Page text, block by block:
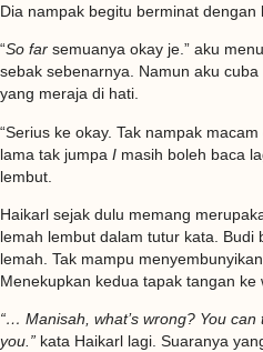
Dia nampak begitu berminat dengan
“So far semuanya okay je.” aku
sebak sebenarnya. Namun aku
yang meraja di hati.
“Serius ke okay. Tak nampak
lama tak jumpa I masih boleh baca
lembut.
Haikarl sejak dulu memang
lemah lembut dalam tutur kata. Budi
lemah. Tak mampu
Menekupkan kedua tapak tangan ke
“… Manisah, what’s wrong? You
you.” kata Haikarl lagi. Suaranya